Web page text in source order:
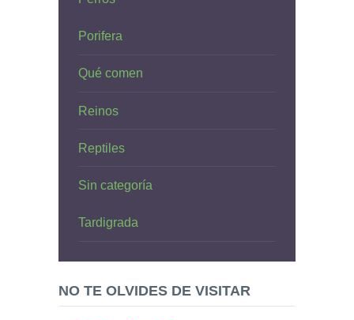
Porifera
Qué comen
Reinos
Reptiles
Sin categoría
Tardigrada
NO TE OLVIDES DE VISITAR